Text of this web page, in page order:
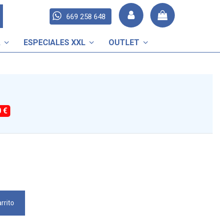
669 258 648
ESPECIALES XXL OUTLET
€